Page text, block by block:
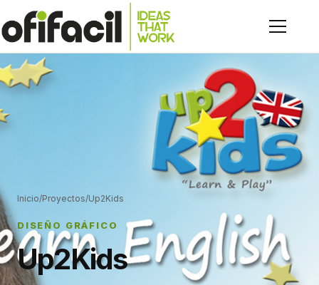
Inicio/Proyectos/Up2Kids
DISEÑO GRÁFICO
Up2Kids